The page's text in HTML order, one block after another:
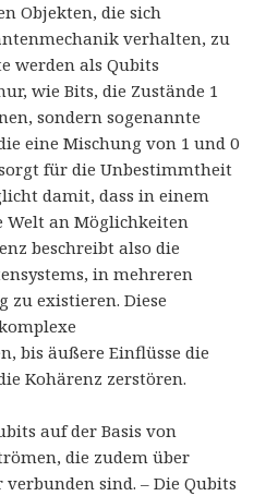
Objekten, die sich
verhalten, zu
werden als Qubits
wie Bits, die Zustände 1
sondern sogenannte
eine Mischung von 1 und 0
für die Unbestimmtheit
damit, dass in einem
Welt an Möglichkeiten
beschreibt also die
in mehreren
zu existieren. Diese
bis äußere Einflüsse die
Kohärenz zerstören.
auf der Basis von
die zudem über
sind. – Die Qubits